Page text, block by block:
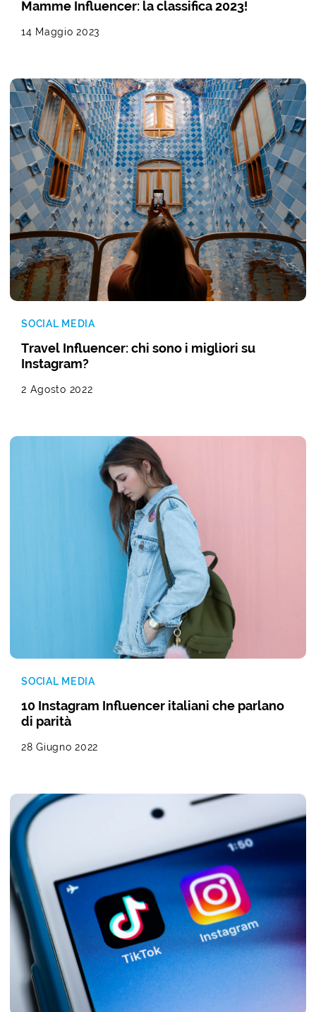
Mamme Influencer: la classifica 2023!
14 Maggio 2023
SOCIAL MEDIA
Travel Influencer: chi sono i migliori su
Instagram?
2 Agosto 2022
SOCIAL MEDIA
10 Instagram Influencer italiani che parlano
di parità
28 Giugno 2022